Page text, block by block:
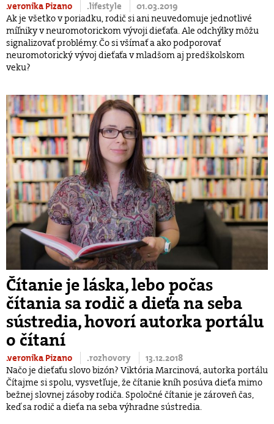
.veronika Pizano .lifestyle
01.03.2019
Ak je všetko v poriadku, rodič si ani neuvedomuje jednotlivé
míľniky v neuromotorickom vývoji dieťaťa. Ale odchýlky môžu
signalizovať problémy. Čo si všímať a ako podporovať
neuromotorický vývoj dieťaťa v mladšom aj predškolskom
veku?
Čítanie je láska, lebo počas
čítania sa rodič a dieťa na seba
sústredia, hovorí autorka portálu
o čítaní
.veronika Pizano .rozhovory
13.12.2018
Načo je dieťaťu slovo bizón? Viktória Marcinová, autorka portálu
Čítajme si spolu, vysvetľuje, že čítanie kníh posúva dieťa mimo
bežnej slovnej zásoby rodiča. Spoločné čítanie je zároveň čas,
keď sa rodič a dieťa na seba výhradne sústredia.